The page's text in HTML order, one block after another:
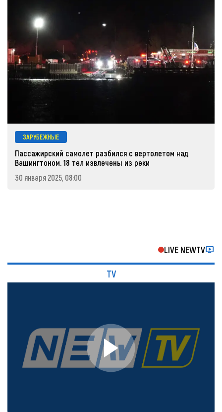
ЗАРУБЕЖНЫЕ
Пассажирский самолет разбился с вертолетом над
Вашингтоном. 18 тел извлечены из реки
30 января 2025, 08:00
LIVE NEWTV
TV